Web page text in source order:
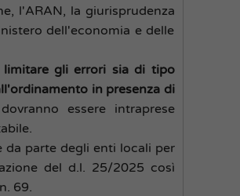
l'ARAN, la giurisprudenza
dell'economia e delle
gli errori sia di tipo
in presenza di
essere intraprese
parte degli enti locali per
del d.l. 25/2025 così
69.